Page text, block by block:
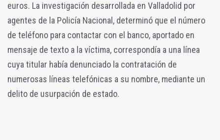
euros. La investigación desarrollada en Valladolid por
agentes de la Policía Nacional, determinó que el número
de teléfono para contactar con el banco, aportado en
mensaje de texto a la víctima, correspondía a una línea
cuya titular había denunciado la contratación de
numerosas líneas telefónicas a su nombre, mediante un
delito de usurpación de estado.